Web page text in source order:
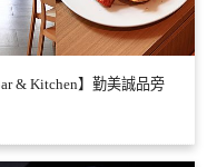
& Kitchen】勤美誠品旁